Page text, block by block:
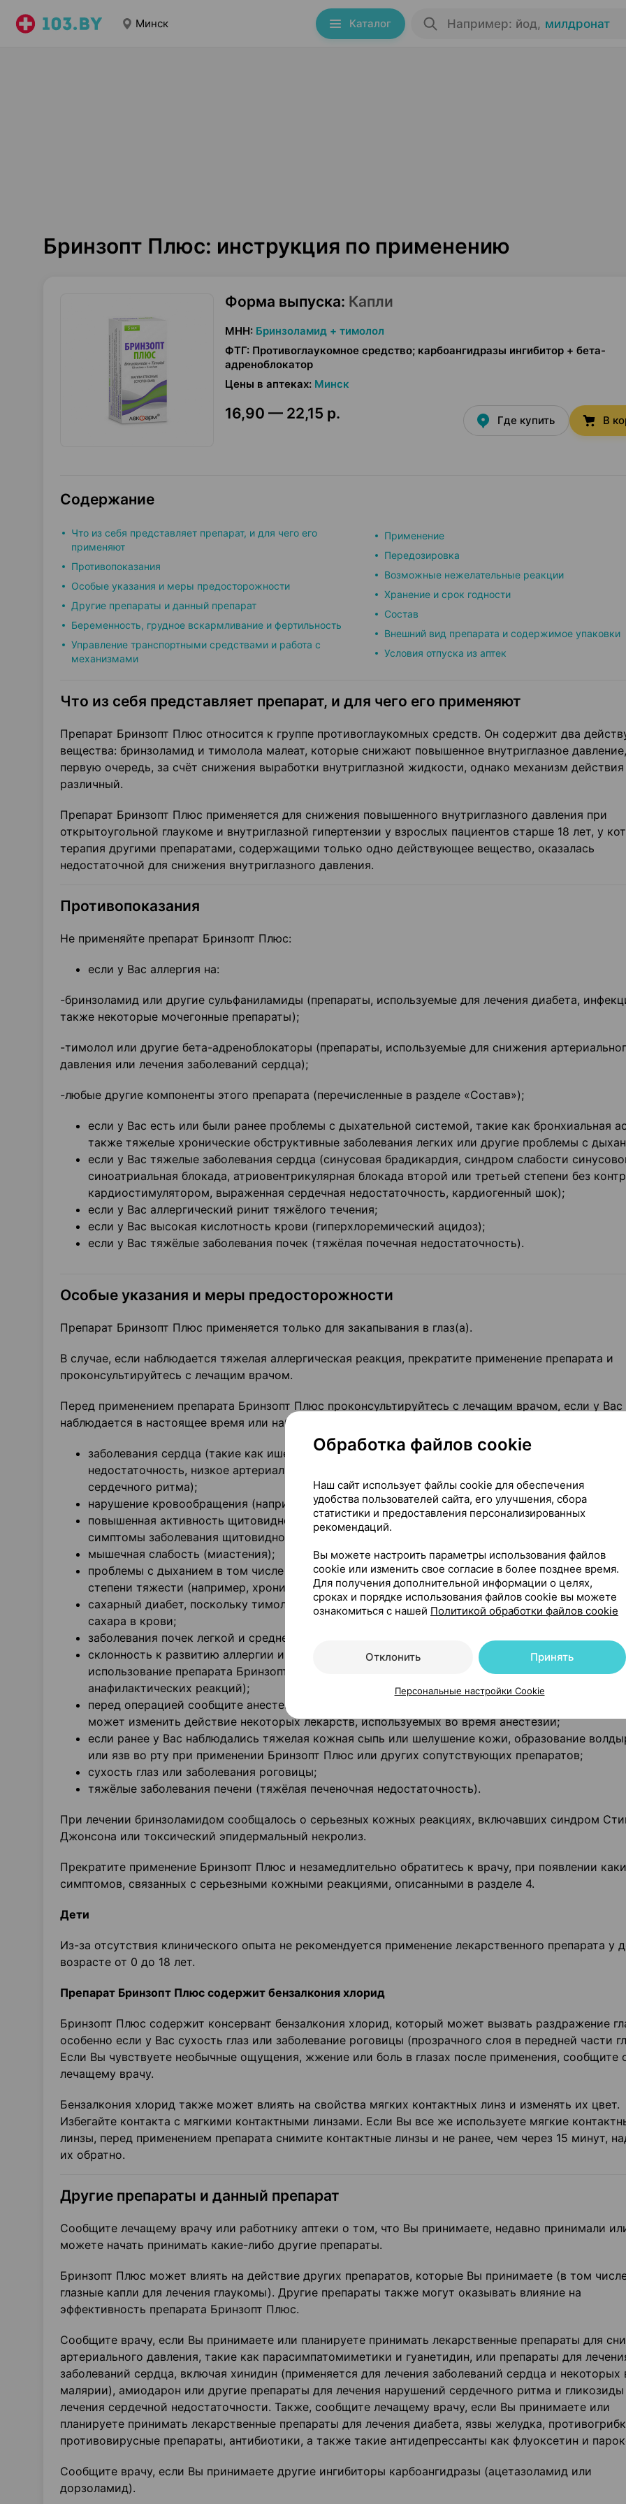
Минск Каталог Например: йод, милдронат
Бринзопт Плюс: инструкция по применению
Форма выпуска: Капли
МНН: Бринзоламид + тимолол
ФТГ: Противоглаукомное средство; карбоангидразы ингибитор + бета-
адреноблокатор
Цены в аптеках: Минск
16,90 — 22,15 р. Где купить В
Содержание
Что из себя представляет препарат, и для чего его
применяют
Противопоказания
Особые указания и меры предосторожности
Другие препараты и данный препарат
Беременность, грудное вскармливание и фертильность
Управление транспортными средствами и работа с
механизмами
Применение
Передозировка
Возможные нежелательные реакции
Хранение и срок годности
Состав
Внешний вид препарата и содержимое упаковки
Условия отпуска из аптек
Что из себя представляет препарат, и для чего его применяют
Препарат Бринзопт Плюс относится к группе противоглаукомных средств. Он содержит два
вещества: бринзоламид и тимолола малеат, которые снижают повышенное внутриглазное
первую очередь, за счёт снижения выработки внутриглазной жидкости, однако механизм действия
различный.
Препарат Бринзопт Плюс применяется для снижения повышенного внутриглазного давления при
открытоугольной глаукоме и внутриглазной гипертензии у взрослых пациентов старше 18 лет, у
терапия другими препаратами, содержащими только одно действующее вещество, оказалась
недостаточной для снижения внутриглазного давления.
Противопоказания
Не применяйте препарат Бринзопт Плюс:
если у Вас аллергия на:
-бринзоламид или другие сульфаниламиды (препараты, используемые для лечения диабета,
также некоторые мочегонные препараты);
-тимолол или другие бета-адреноблокаторы (препараты, используемые для снижения
давления или лечения заболеваний сердца);
-любые другие компоненты этого препарата (перечисленные в разделе «Состав»);
если у Вас есть или были ранее проблемы с дыхательной системой, такие как бронхиальная
также тяжелые хронические обструктивные заболевания легких или другие проблемы с
если у Вас тяжелые заболевания сердца (синусовая брадикардия, синдром слабости
синоатриальная блокада, атриовентрикулярная блокада второй или третьей степени без
кардиостимулятором, выраженная сердечная недостаточность, кардиогенный шок);
если у Вас аллергический ринит тяжёлого течения;
если у Вас высокая кислотность крови (гиперхлоремический ацидоз);
если у Вас тяжёлые заболевания почек (тяжёлая почечная недостаточность).
Особые указания и меры предосторожности
Препарат Бринзопт Плюс применяется только для закапывания в глаз(а).
В случае, если наблюдается тяжелая аллергическая реакция, прекратите применение препарата и
проконсультируйтесь с лечащим врачом.
Перед применением препарата Бринзопт Плюс проконсультируйтесь с лечащим врачом, если у Вас
наблюдается в настоящее время или наблюдалось в прошлом:
заболевания сердца (такие как ишемическая болезнь сердца, стенокардия Принцметала,
недостаточность, низкое артериальное давление, замедление сердечного ритма (нарушение
сердечного ритма);
нарушение кровообращения (например, болезнь Рейно или синдром Рейно);
повышенная активность щитовидной железы, поскольку тимолол может маскировать
симптомы заболевания щитовидной железы;
мышечная слабость (миастения);
проблемы с дыханием в том числе хроническая обструктивная болезнь лёгких легкой и
степени тяжести (например, хронический бронхит);
сахарный диабет, поскольку тимолол может маскировать признаки и симптомы низкого уровня
сахара в крови;
заболевания почек легкой и средней степени тяжести (почечная недостаточность);
склонность к развитию аллергии и тяжёлые аллергические реакции на различные вещества
использование препарата Бринзопт Плюс может снижать эффективность адреналина при
анафилактических реакций);
перед операцией сообщите анестезиологу, что Вы принимаете Бринзопт Плюс, так как препарат
может изменить действие некоторых лекарств, используемых во время анестезии;
если ранее у Вас наблюдались тяжелая кожная сыпь или шелушение кожи, образование
или язв во рту при применении Бринзопт Плюс или других сопутствующих препаратов;
сухость глаз или заболевания роговицы;
тяжёлые заболевания печени (тяжёлая печеночная недостаточность).
При лечении бринзоламидом сообщалось о серьезных кожных реакциях, включавших синдром
Джонсона или токсический эпидермальный некролиз.
Прекратите применение Бринзопт Плюс и незамедлительно обратитесь к врачу, при появлении
симптомов, связанных с серьезными кожными реакциями, описанными в разделе 4.
Дети
Из-за отсутствия клинического опыта не рекомендуется применение лекарственного препарата у
возрасте от 0 до 18 лет.
Препарат Бринзопт Плюс содержит бензалкония хлорид
Бринзопт Плюс содержит консервант бензалкония хлорид, который может вызвать раздражение
особенно если у Вас сухость глаз или заболевание роговицы (прозрачного слоя в передней части
Если Вы чувствуете необычные ощущения, жжение или боль в глазах после применения, сообщите
лечащему врачу.
Бензалкония хлорид также может влиять на свойства мягких контактных линз и изменять их цвет.
Избегайте контакта с мягкими контактными линзами. Если Вы все же используете мягкие
линзы, перед применением препарата снимите контактные линзы и не ранее, чем через 15 минут,
их обратно.
Другие препараты и данный препарат
Сообщите лечащему врачу или работнику аптеки о том, что Вы принимаете, недавно принимали
можете начать принимать какие-либо другие препараты.
Бринзопт Плюс может влиять на действие других препаратов, которые Вы принимаете (в том
глазные капли для лечения глаукомы). Другие препараты также могут оказывать влияние на
эффективность препарата Бринзопт Плюс.
Сообщите врачу, если Вы принимаете или планируете принимать лекарственные препараты для
артериального давления, такие как парасимпатомиметики и гуанетидин, или препараты для
заболеваний сердца, включая хинидин (применяется для лечения заболеваний сердца и некоторых
малярии), амиодарон или другие препараты для лечения нарушений сердечного ритма и гликозиды
лечения сердечной недостаточности. Также, сообщите лечащему врачу, если Вы принимаете или
планируете принимать лекарственные препараты для лечения диабета, язвы желудка,
противовирусные препараты, антибиотики, а также такие антидепрессанты как флуоксетин и
Сообщите врачу, если Вы принимаете другие ингибиторы карбоангидразы (ацетазоламид или
дорзоламид).
Обработка файлов cookie
Наш сайт использует файлы cookie для обеспечения
удобства пользователей сайта, его улучшения, сбора
статистики и предоставления персонализированных
рекомендаций.
Вы можете настроить параметры использования файлов
cookie или изменить свое согласие в более позднее время.
Для получения дополнительной информации о целях,
сроках и порядке использования файлов cookie вы можете
ознакомиться с нашей Политикой обработки файлов cookie
Отклонить Принять
Персональные настройки Cookie